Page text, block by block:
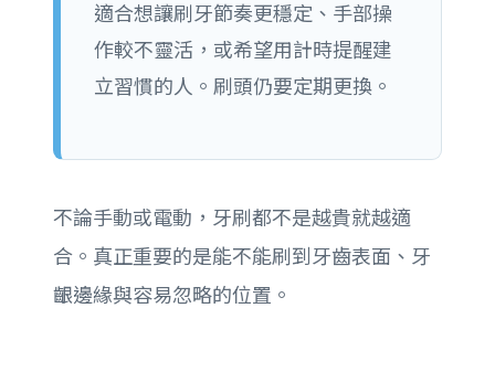
適合想讓刷牙節奏更穩定、手部操
作較不靈活，或希望用計時提醒建
立習慣的人。刷頭仍要定期更換。
不論手動或電動，牙刷都不是越貴就越適
合。真正重要的是能不能刷到牙齒表面、牙
齦邊緣與容易忽略的位置。